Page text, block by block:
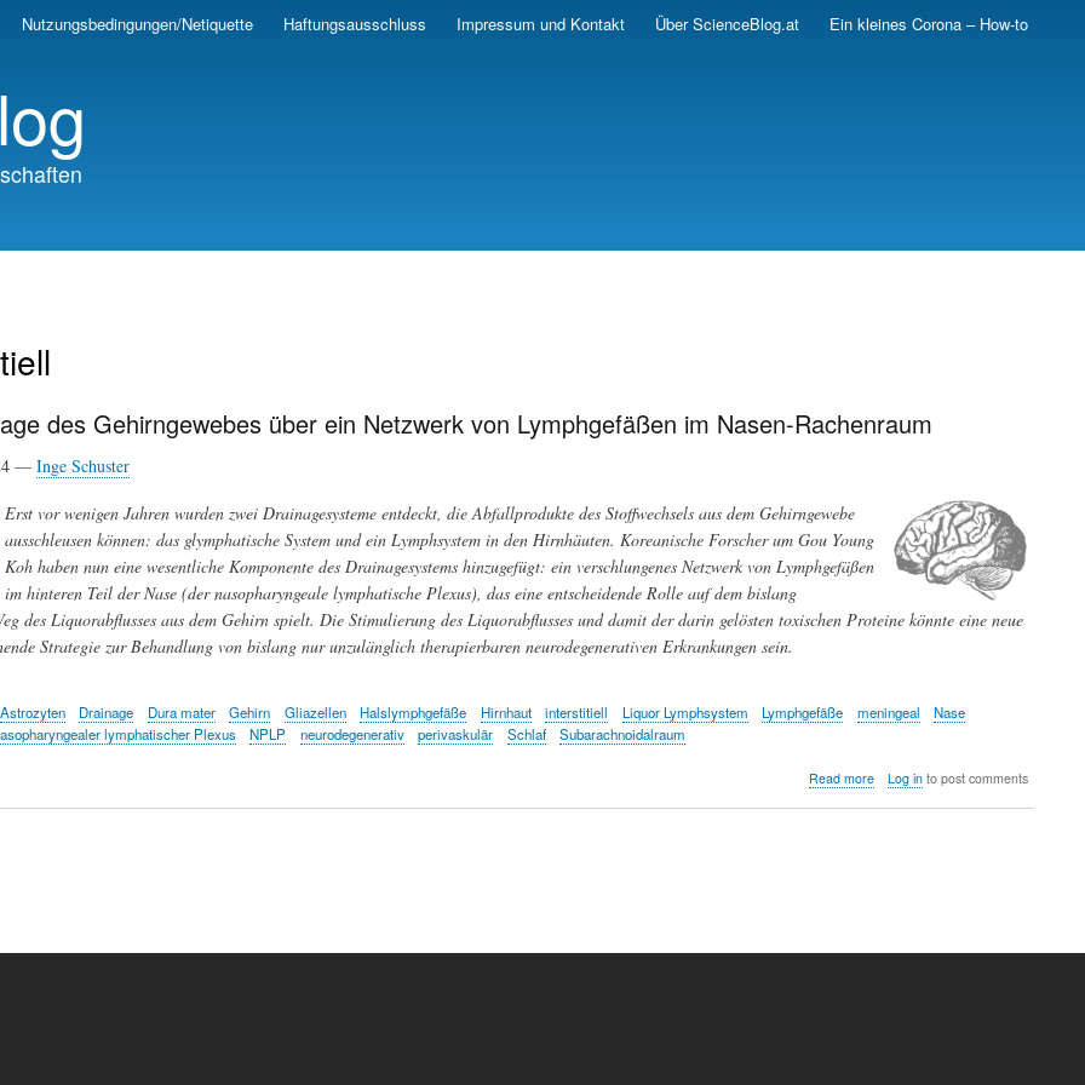
Skip
Nutzungsbedingungen/Netiquette Haftungsausschluss Impressum und Kontakt Über ScienceBlog.at Ein kleines Corona – How-to
des Gehirngewebes über ein Netzwerk von Lymphgefäßen im Nasen-Rachenraum
— Inge Schuster
Erst vor wenigen Jahren wurden zwei Drainagesysteme entdeckt, die Abfallprodukte des Stoffwechsels aus dem Gehirngewebe
ausschleusen können: das glymphatische System und ein Lymphsystem in den Hirnhäuten. Koreanische Forscher um Gou Young
Koh haben nun eine wesentliche Komponente des Drainagesystems hinzugefügt: ein verschlungenes Netzwerk von Lymphgefäßen
im hinteren Teil der Nase (der nasopharyngeale lymphatische Plexus), das eine entscheidende Rolle auf dem bislang
des Liquorabflusses aus dem Gehirn spielt. Die Stimulierung des Liquorabflusses und damit der darin gelösten toxischen Proteine könnte eine neue
Strategie zur Behandlung von bislang nur unzulänglich therapierbaren neurodegenerativen Erkrankungen sein.
Astrozyten Drainage Dura mater Gehirn Gliazellen Halslymphgefäße Hirnhaut interstitiell Liquor Lymphsystem Lymphgefäße meningeal
Nase
lymphatischer Plexus NPLP neurodegenerativ perivaskulär Schlaf Subarachnoidalraum
Read moreabout
Log into post comments